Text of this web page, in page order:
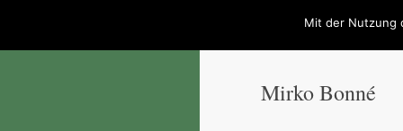
Mirko Bonné
Mit der Nutzung